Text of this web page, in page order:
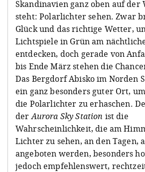
Skandinavien ganz oben auf der
steht: Polarlichter sehen. Zwar
Glück und das richtige Wetter,
Lichtspiele in Grün am
entdecken, doch gerade von
bis Ende März stehen die
Das Bergdorf Abisko im Norden
ein ganz besonders guter Ort,
die Polarlichter zu erhaschen.
derAurora Sky Station ist die
Wahrscheinlichkeit, die am
Lichter zu sehen, an den Tagen,
angeboten werden, besonders
jedoch empfehlenswert,